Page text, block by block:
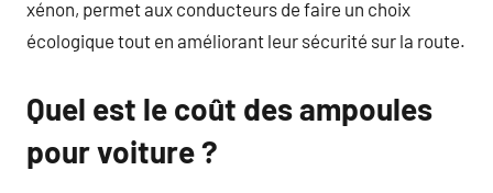
xénon, permet aux conducteurs de faire un choix
écologique tout en améliorant leur sécurité sur la route.
Quel est le coût des ampoules
pour voiture ?